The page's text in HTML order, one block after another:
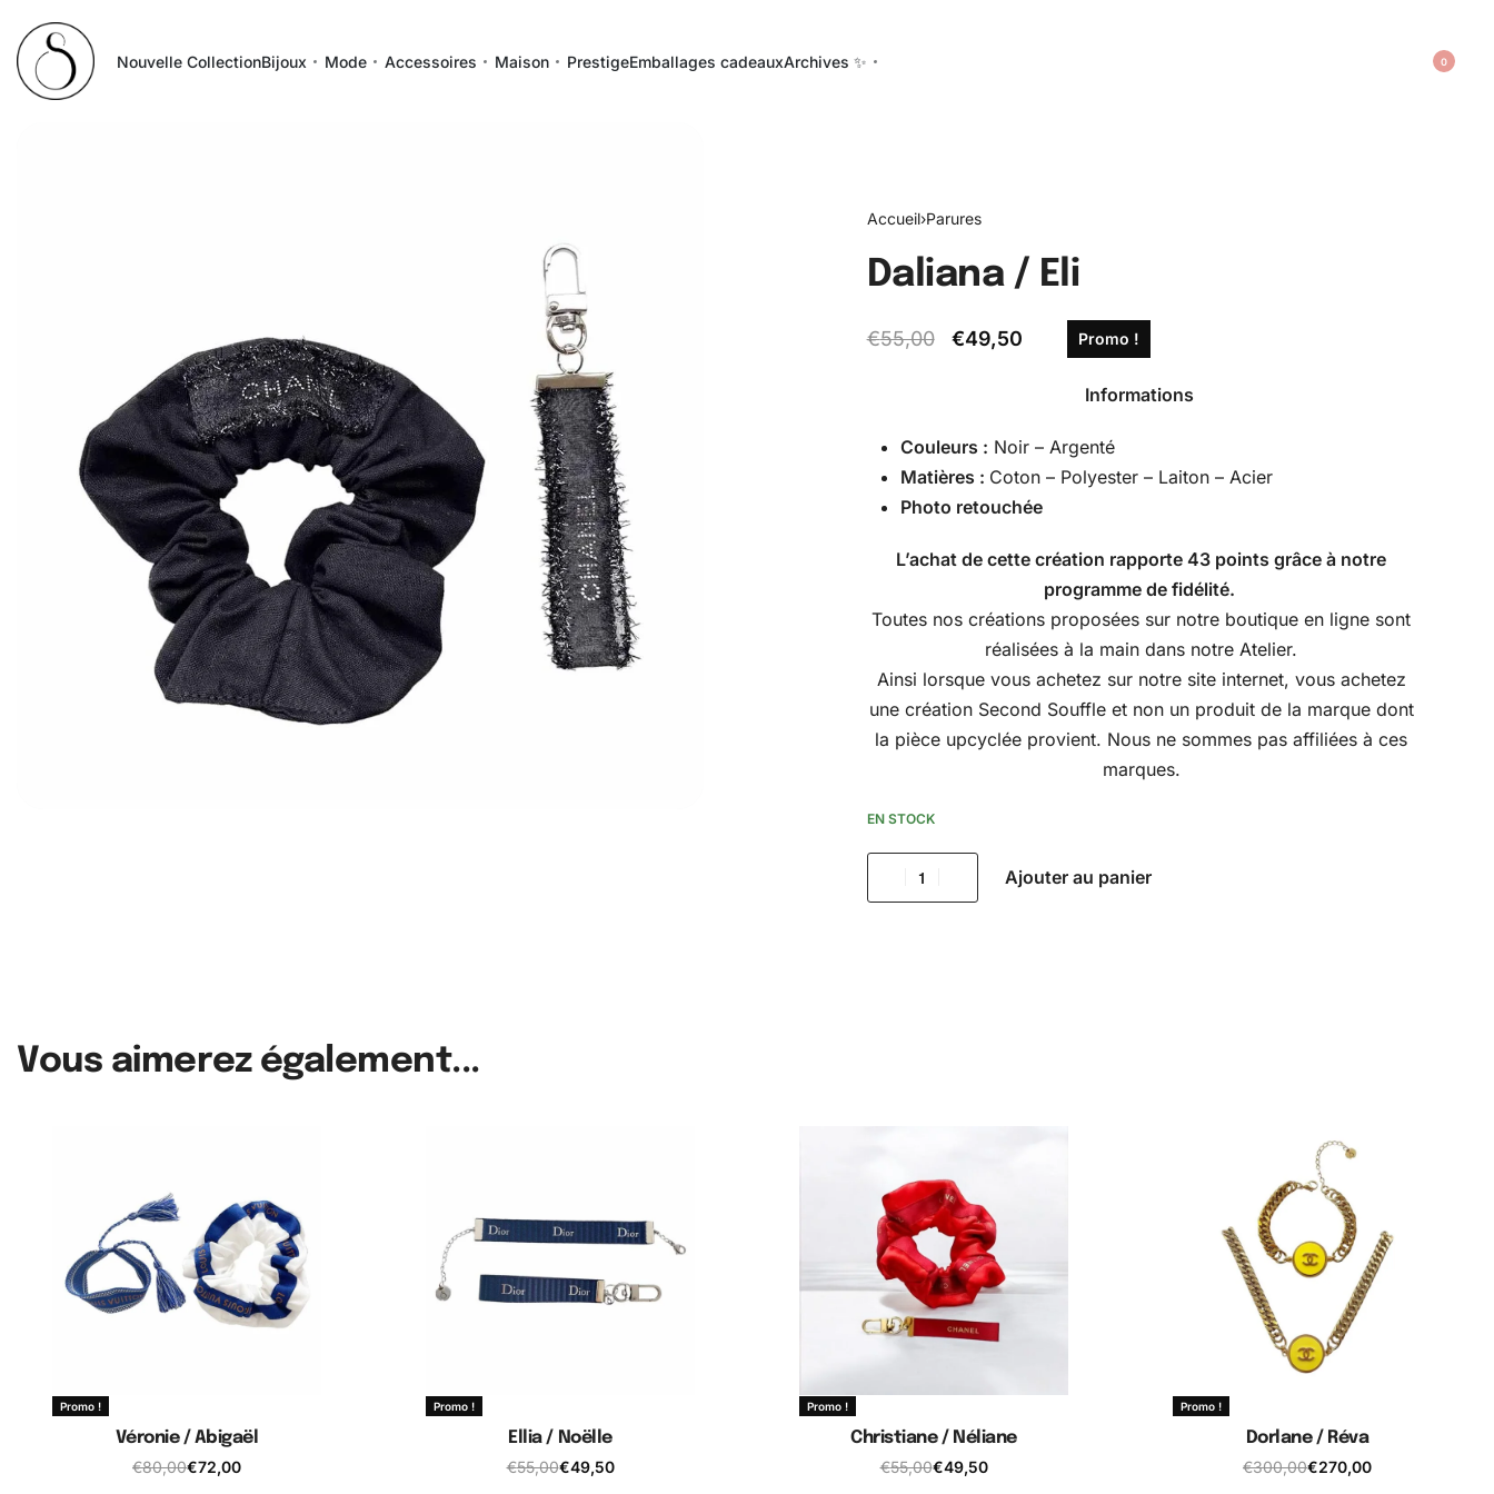
Nouvelle CollectionBijoux Mode Accessoires Maison PrestigeEmballages cadeauxArchives ✨ 0
Accueil›Parures
Daliana / Eli
€55,00 €49,50 Promo !
Informations
Couleurs : Noir – Argenté
Matières : Coton – Polyester – Laiton – Acier
Photo retouchée
L’achat de cette création rapporte 43 points grâce à notre
programme de fidélité.
Toutes nos créations proposées sur notre boutique en ligne sont
réalisées à la main dans notre Atelier.
Ainsi lorsque vous achetez sur notre site internet, vous achetez
une création Second Souffle et non un produit de la marque dont
la pièce upcyclée provient. Nous ne sommes pas affiliées à ces
marques.
EN STOCK
Ajouter au panier
Vous aimerez également...
Promo !
Véronie / Abigaël
€80,00€72,00
Promo !
Ellia / Noëlle
€55,00€49,50
Promo !
Christiane / Néliane
€55,00€49,50
Promo !
Dorlane / Réva
€300,00€270,00